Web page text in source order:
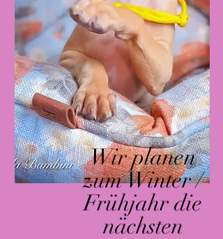
Wir planen
zum Winter /
Frühjahr die
nächsten